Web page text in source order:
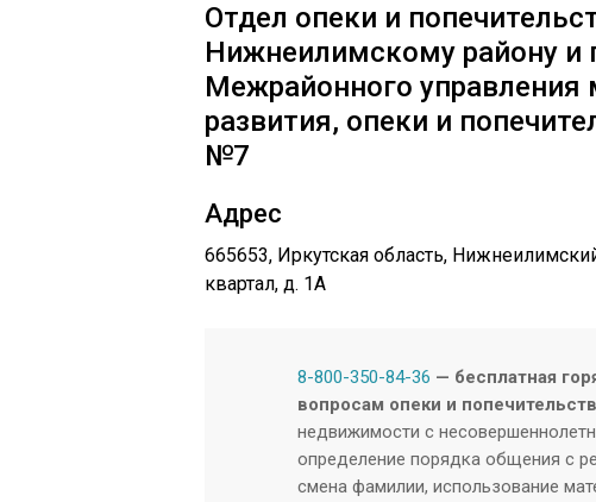
Отдел опеки и
Нижнеилимскому району и
Межрайонного управления
развития, опеки и
№7
Адрес
665653, Иркутская область,
квартал, д. 1А
8-800-350-84-36 — бесплатная
вопросам опеки и
недвижимости с
определение порядка общения с
смена фамилии, использование